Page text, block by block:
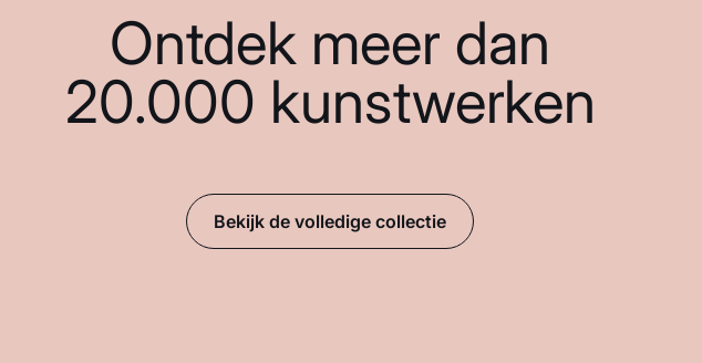
Ontdek meer dan
20.000 kunstwerken
Bekijk de volledige collectie